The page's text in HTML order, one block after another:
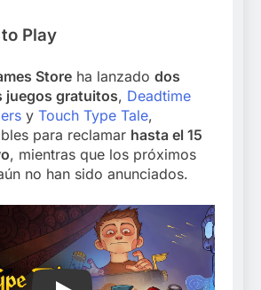
Play
Store ha lanzado dos
juegos gratuitos, Deadtime
y Touch Type Tale,
para reclamar hasta el 15
, mientras que los próximos
no han sido anunciados.